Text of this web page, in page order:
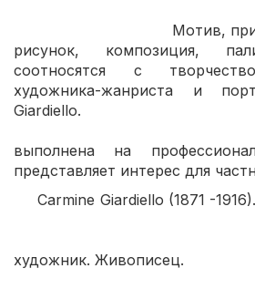
Мотив, приемы
рисунок, композиция,
соотносятся с
художника-жанриста и
выполнена на
представляет интерес для
Carmine Giardiello
художник.